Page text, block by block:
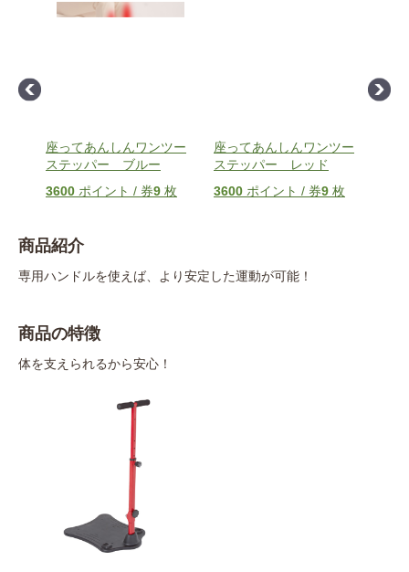
座ってあんしんワンツー
ステッパー ブルー
3600 ポイント / 券9 枚
座ってあんしんワンツー
ステッパー レッド
3600 ポイント / 券9 枚
商品紹介
専用ハンドルを使えば、より安定した運動が可能！
商品の特徴
体を支えられるから安心！